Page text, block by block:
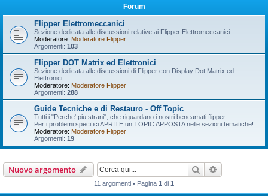
Forum
Flipper Elettromeccanici
Sezione dedicata alle discussioni relative ai Flipper Elettromeccanici
Moderatore: Moderatore Flipper
Argomenti: 103
Flipper DOT Matrix ed Elettronici
Sezione dedicata alle discussioni di Flipper con Display Dot Matrix ed
Elettronici
Moderatore: Moderatore Flipper
Argomenti: 288
Guide Tecniche e di Restauro - Off Topic
Tutti i "Perche' piu strani", che riguardano i nostri beneamati flipper...
Per i problemi specifici APRITE un TOPIC APPOSTA nelle sezioni tematiche!
Moderatore: Moderatore Flipper
Argomenti: 19
Nuovo argomento Cerca
11 argomenti • Pagina 1 di 1